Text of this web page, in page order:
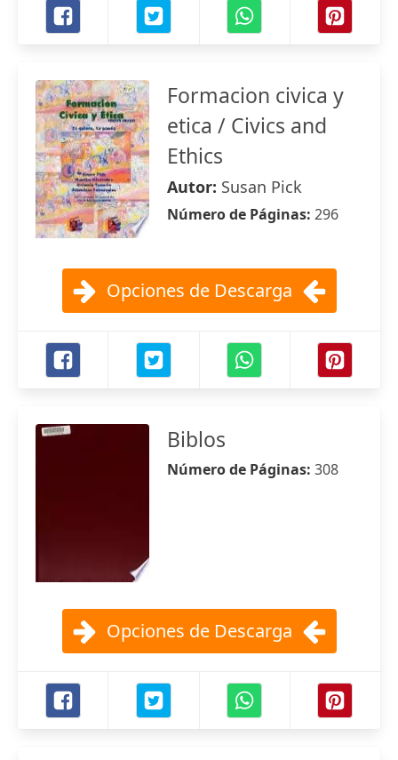
Formacion civica y
etica / Civics and
Ethics
Autor: Susan Pick
Número de Páginas: 296
Opciones de Descarga
Biblos
Número de Páginas: 308
Opciones de Descarga